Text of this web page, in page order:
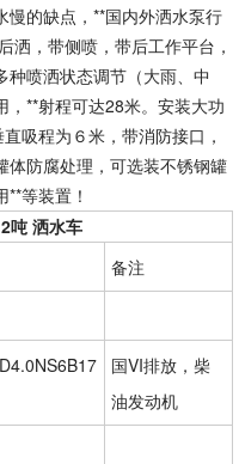
慢的缺点，**国内外洒水泵行
洒，带侧喷，带后工作平台，
种喷洒状态调节（大雨、中
**射程可达28米。安装大功
吸程为６米，带消防接口，
体防腐处理，可选装不锈钢罐
等装置！
吨 洒水车
备注
国VI排放，柴
油发动机